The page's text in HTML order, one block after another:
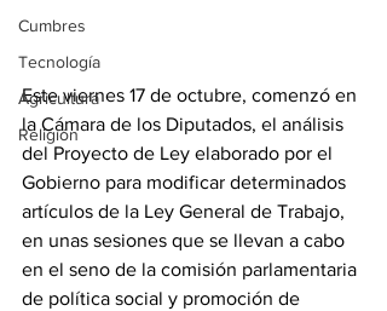
Cumbres
Tecnología
Agricultura
Religión
Este viernes 17 de octubre, comenzó en
la Cámara de los Diputados, el análisis
del Proyecto de Ley elaborado por el
Gobierno para modificar determinados
artículos de la Ley General de Trabajo,
en unas sesiones que se llevan a cabo
en el seno de la comisión parlamentaria
de política social y promoción de